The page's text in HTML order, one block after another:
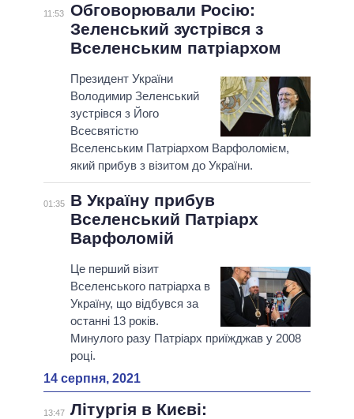
11:53
Обговорювали Росію:
Зеленський зустрівся з
Вселенським патріархом
Президент України
Володимир Зеленський
зустрівся з Його
Всесвятістю
Вселенським Патріархом Варфоломієм,
який прибув з візитом до України.
01:35
В Україну прибув
Вселенський Патріарх
Варфоломій
Це перший візит
Вселенського патріарха в
Україну, що відбувся за
останні 13 років.
Минулого разу Патріарх приїжджав у 2008
році.
14 серпня, 2021
13:47 Літургія в Києві: